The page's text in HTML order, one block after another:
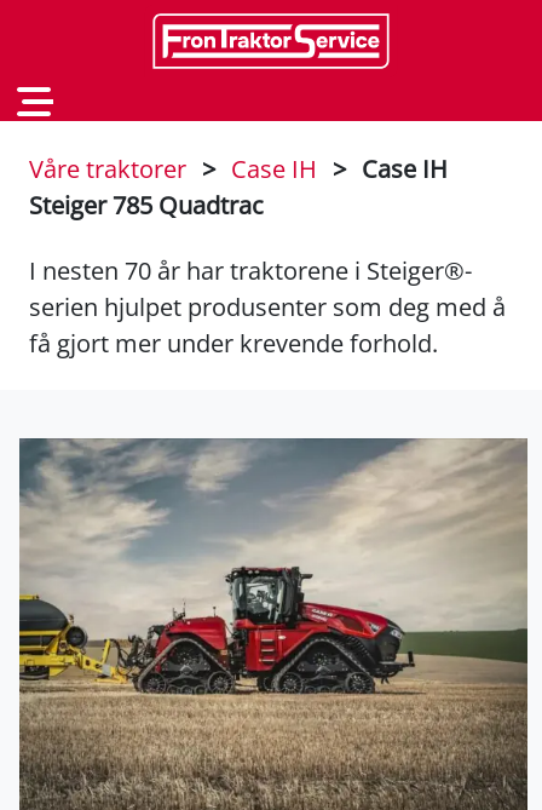
Våre traktorer > Case IH > Case IH
Steiger 785 Quadtrac
I nesten 70 år har traktorene i Steiger®-
serien hjulpet produsenter som deg med å
få gjort mer under krevende forhold.